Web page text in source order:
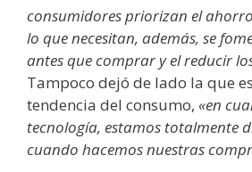
consumidores priorizan el
lo que necesitan, además, se
antes que comprar y el reducir
Tampoco dejó de lado la que
tendencia del consumo, «en
tecnología, estamos totalmente
cuando hacemos nuestras